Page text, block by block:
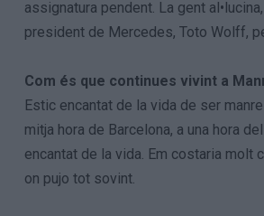
assignatura pendent. La gent
president de Mercedes, Toto Wolff,
Com és que continues vivint a
Estic encantat de la vida de ser
mitja hora de Barcelona, a una hora
encantat de la vida. Em costaria
on pujo tot sovint.